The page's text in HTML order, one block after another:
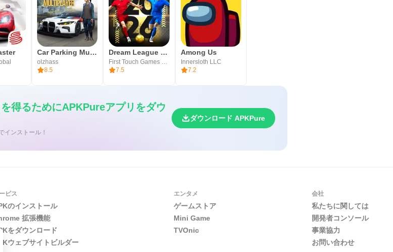
Car Parking Multiplayer
olzhass
8.5
Dream League Soccer 2026
First Touch Games Ltd.
7.5
Among Us
Innersloth LLC
7.2
得るためにAPKPureアプリをダウ
インストール！
ダウンロード APKPure
ビス
のインストール
拡張機能
をダウンロード
ウェブサイトビルダー
エンタメ
ゲームストア
Mini Game
TVOnic
会社
私たちに関しては
開発者コンソール
事業協力
お問い合わせ